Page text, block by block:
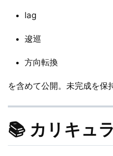
lag
逡巡
方向転換
を含めて公開。未完成を保
📚 カリキュ